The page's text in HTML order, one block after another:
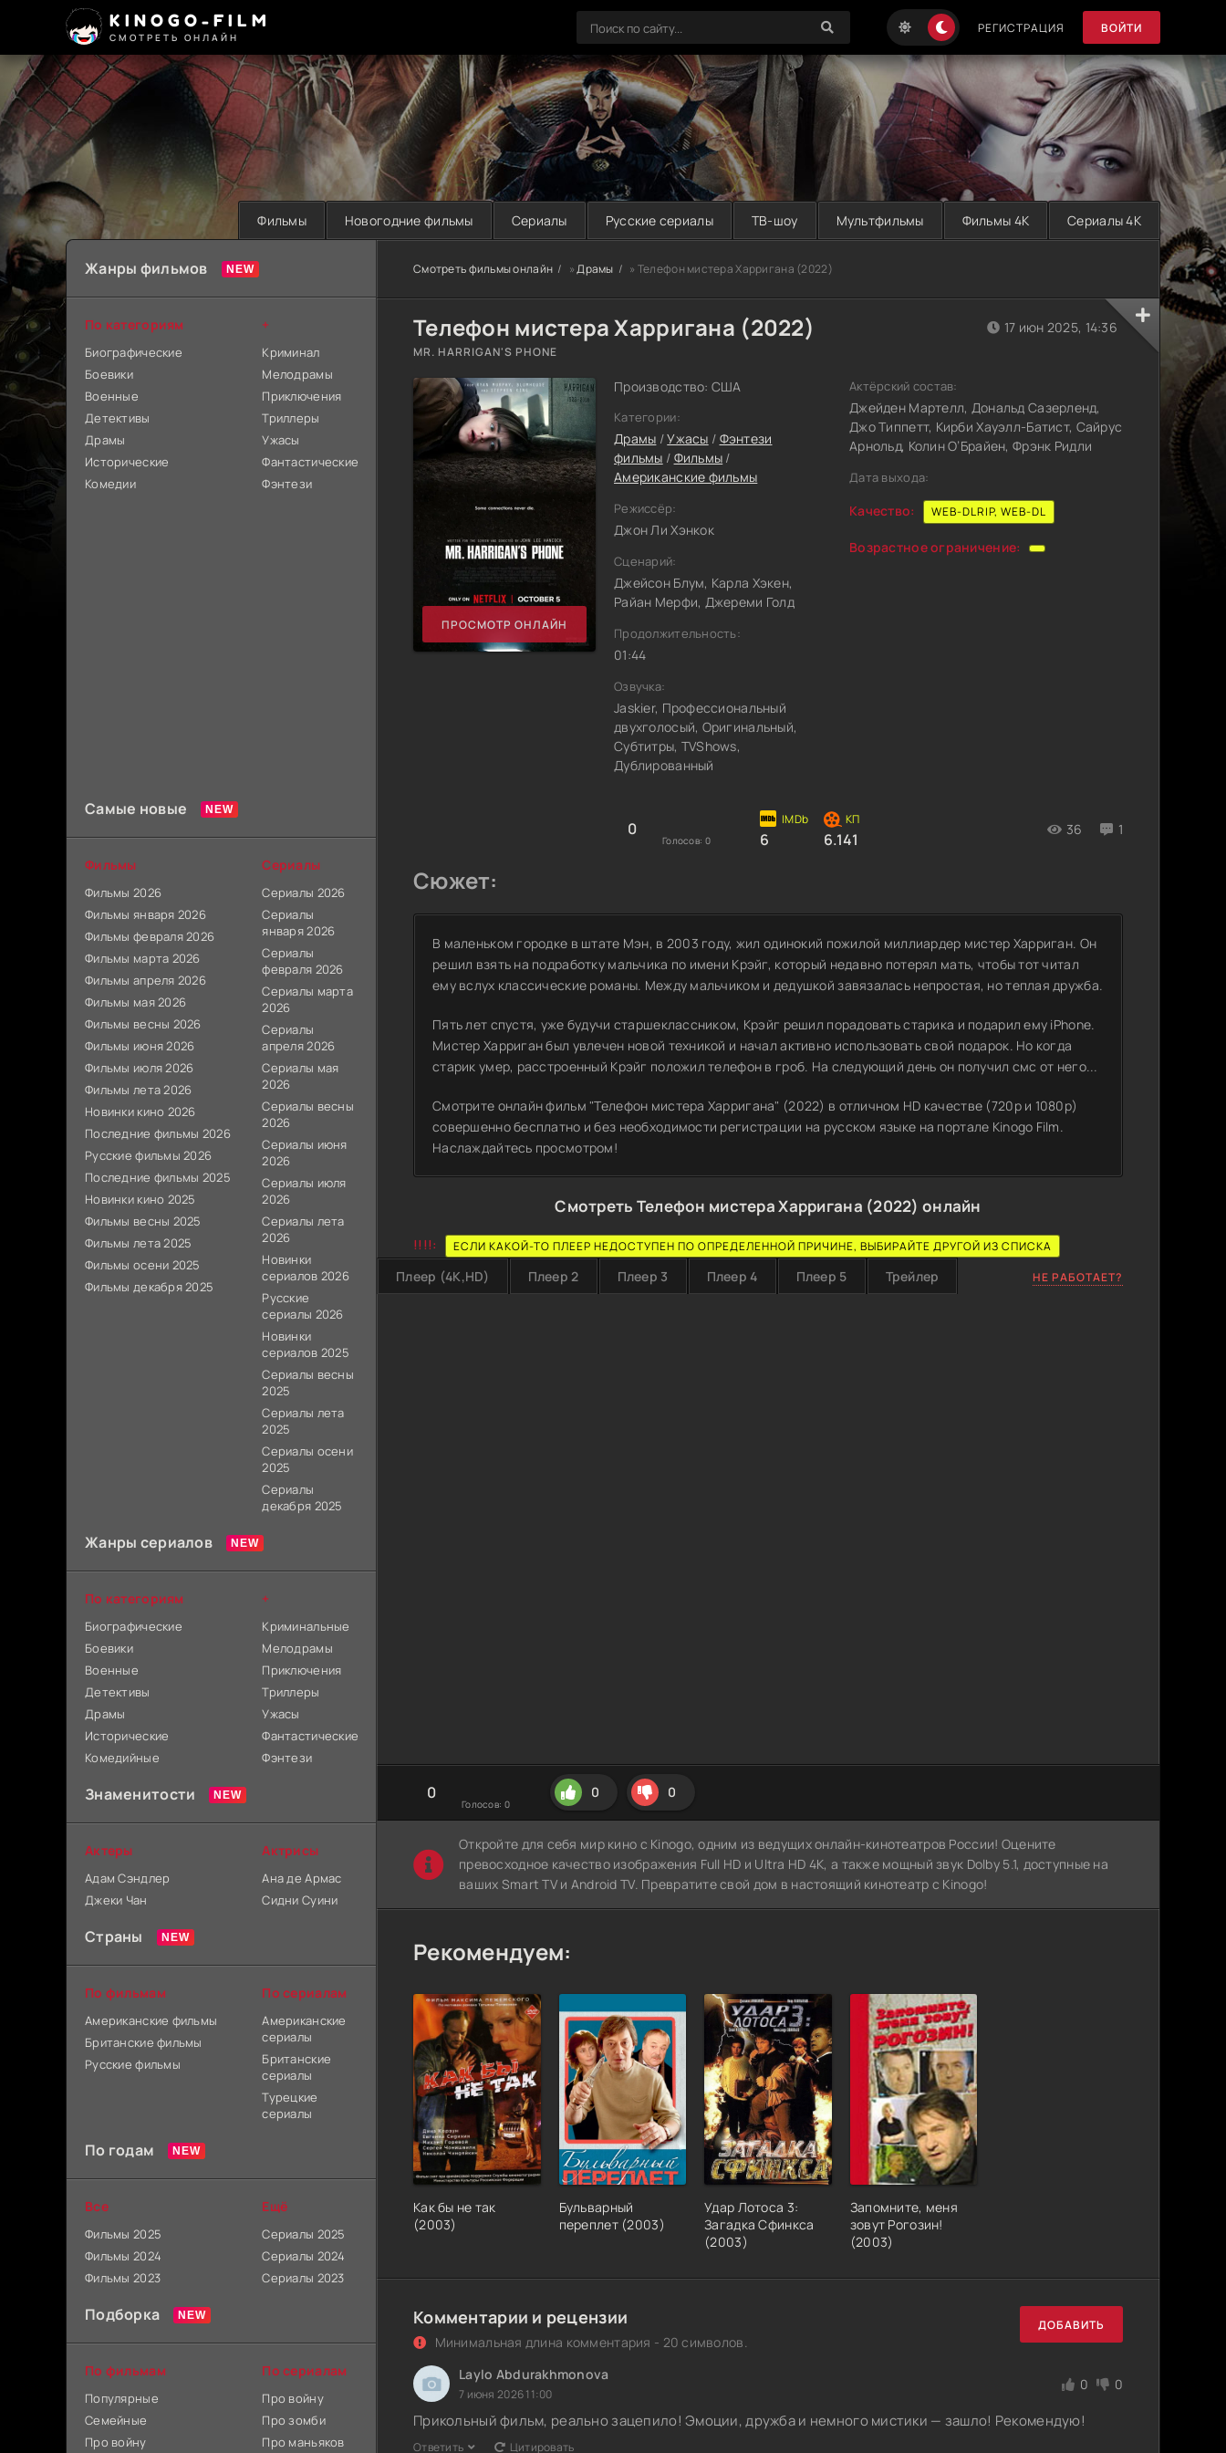
KINOGO-FILM
СМОТРЕТЬ ОНЛАЙН
РЕГИСТРАЦИЯ ВОЙТИ
Фильмы Новогодние фильмы Сериалы Русские сериалы ТВ-шоу Мультфильмы Фильмы 4K Сериалы 4K
Смотреть фильмы онлайн »Драмы » Телефон мистера Харригана (2022)
Телефон мистера Харригана (2022)
MR. HARRIGAN'S PHONE
ПРОСМОТР ОНЛАЙН
Производство: США
Категории:
Драмы /Ужасы / Фэнтези
фильмы / Фильмы /
Американские фильмы
Режиссёр:
Джон Ли Хэнкок
Сценарий:
Джейсон Блум, Карла Хэкен,
Райан Мерфи, Джереми Голд
Продолжительность:
01:44
Озвучка:
Jaskier, Профессиональный
двухголосый, Оригинальный,
Субтитры, TVShows,
Дублированный
0
Голосов: 0 6 6.141
36 1
17 июн 2025, 14:36
Актёрский состав:
Джейден Мартелл, Дональд Сазерленд,
Джо Типпетт, Кирби Хауэлл-Батист, Сайрус
Арнольд, Колин О’Брайен, Фрэнк Ридли
Дата выхода:
Качество: WEB-DLRIP, WEB-DL
Возрастное ограничение:
Сюжет:
В маленьком городке в штате Мэн, в 2003 году, жил одинокий пожилой миллиардер мистер Харриган. Он
решил взять на подработку мальчика по имени Крэйг, который недавно потерял мать, чтобы тот читал
ему вслух классические романы. Между мальчиком и дедушкой завязалась непростая, но теплая дружба.
Пять лет спустя, уже будучи старшеклассником, Крэйг решил порадовать старика и подарил ему iPhone.
Мистер Харриган был увлечен новой техникой и начал активно использовать свой подарок. Но когда
старик умер, расстроенный Крэйг положил телефон в гроб. На следующий день он получил смс от него...
Смотрите онлайн фильм "Телефон мистера Харригана" (2022) в отличном HD качестве (720p и 1080p)
совершенно бесплатно и без необходимости регистрации на русском языке на портале Kinogo Film.
Наслаждайтесь просмотром!
Смотреть Телефон мистера Харригана (2022) онлайн
!!!!: ЕСЛИ КАКОЙ-ТО ПЛЕЕР НЕДОСТУПЕН ПО ОПРЕДЕЛЕННОЙ ПРИЧИНЕ, ВЫБИРАЙТЕ ДРУГОЙ ИЗ СПИСКА
Плеер (4K,HD) Плеер 2 Плеер 3 Плеер 4 Плеер 5 Трейлер НЕ РАБОТАЕТ?
0
Голосов: 0
0 0
Откройте для себя мир кино с Kinogo, одним из ведущих онлайн-кинотеатров России! Оцените
превосходное качество изображения Full HD и Ultra HD 4K, а также мощный звук Dolby 5.1, доступные на
ваших Smart TV и Android TV. Превратите свой дом в настоящий кинотеатр с Kinogo!
Рекомендуем:
Как бы не так
(2003)
Бульварный
переплет (2003)
Удар Лотоса 3:
Загадка Сфинкса
(2003)
Запомните, меня
зовут Рогозин!
(2003)
Комментарии и рецензии
Минимальная длина комментария - 20 символов.
ДОБАВИТЬ
Laylo Abdurakhmonova
7 июня 2026 11:00
0 0
Прикольный фильм, реально зацепило! Эмоции, дружба и немного мистики — зашло! Рекомендую!
Ответить Цитировать
Жанры фильмов
По категориям
Биографические
Боевики
Военные
Детективы
Драмы
Исторические
Комедии
+
Криминал
Мелодрамы
Приключения
Триллеры
Ужасы
Фантастические
Фэнтези
Самые новые
Фильмы
Фильмы 2026
Фильмы января 2026
Фильмы февраля 2026
Фильмы марта 2026
Фильмы апреля 2026
Фильмы мая 2026
Фильмы весны 2026
Фильмы июня 2026
Фильмы июля 2026
Фильмы лета 2026
Новинки кино 2026
Последние фильмы 2026
Русские фильмы 2026
Последние фильмы 2025
Новинки кино 2025
Фильмы весны 2025
Фильмы лета 2025
Фильмы осени 2025
Фильмы декабря 2025
Сериалы
Сериалы 2026
Сериалы
января 2026
Сериалы
февраля 2026
Сериалы марта
2026
Сериалы
апреля 2026
Сериалы мая
2026
Сериалы весны
2026
Сериалы июня
2026
Сериалы июля
2026
Сериалы лета
2026
Новинки
сериалов 2026
Русские
сериалы 2026
Новинки
сериалов 2025
Сериалы весны
2025
Сериалы лета
2025
Сериалы осени
2025
Сериалы
декабря 2025
Жанры сериалов
По категориям
Биографические
Боевики
Военные
Детективы
Драмы
Исторические
Комедийные
+
Криминальные
Мелодрамы
Приключения
Триллеры
Ужасы
Фантастические
Фэнтези
Знаменитости
Актеры
Адам Сэндлер
Джеки Чан
Актрисы
Ана де Армас
Сидни Суини
Страны
По фильмам
Американские фильмы
Британские фильмы
Русские фильмы
По сериалам
Американские
сериалы
Британские
сериалы
Турецкие
сериалы
По годам
Все
Фильмы 2025
Фильмы 2024
Фильмы 2023
Ещё
Сериалы 2025
Сериалы 2024
Сериалы 2023
Подборка
По фильмам
Популярные
Семейные
Про войну
По сериалам
Про войну
Про зомби
Про маньяков